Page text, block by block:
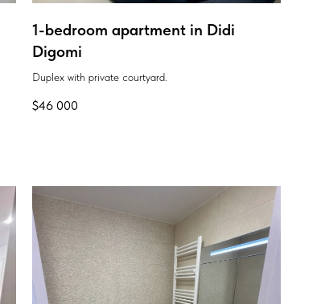
1-bedroom apartment in Didi
Digomi
Duplex with private courtyard.
$46 000